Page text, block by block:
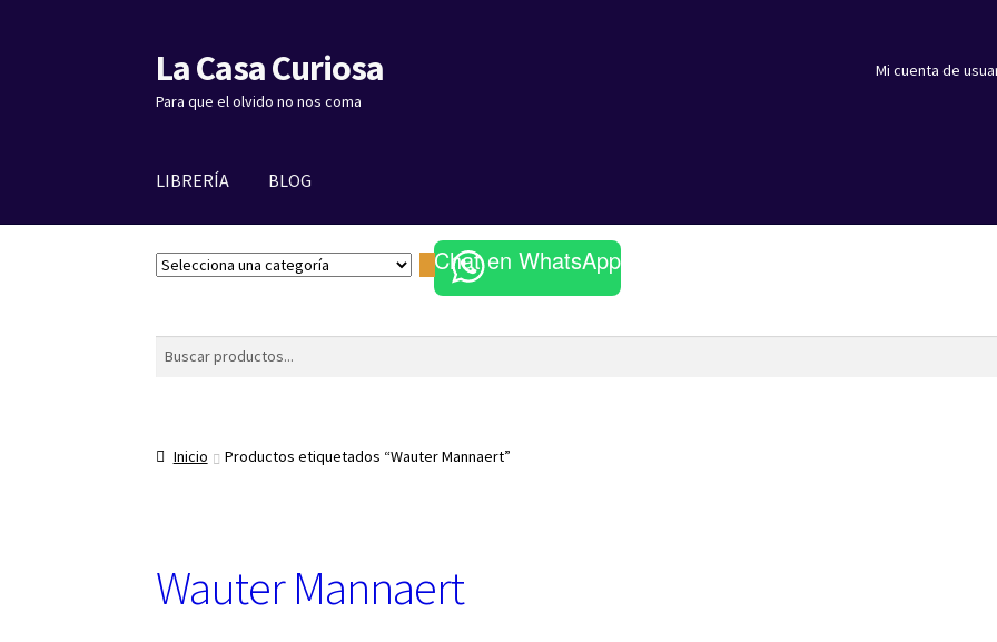
Ir
a
la
Ir
al
contenido
La Casa Curiosa
Para que el olvido no nos coma
Mi cuenta de
LIBRERÍA BLOG
S
e
n
c
a
Chat en WhatsApp
Buscar
Inicio Productos etiquetados “Wauter Mannaert”
Wauter Mannaert